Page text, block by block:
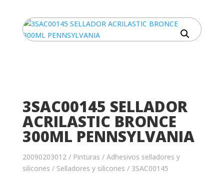
3SAC00145 SELLADOR
ACRILASTIC BRONCE
300ML PENNSYLVANIA
20090203012/ Pinturas / Adhesivos selladores y
silicones / Selladores y silicones / 3SAC00145